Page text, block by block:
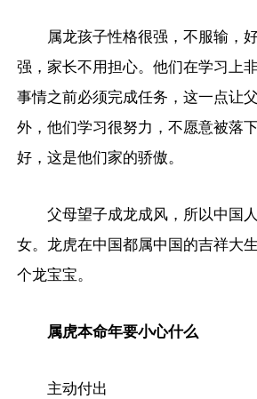
属龙孩子性格很强，不服输，
强，家长不用担心。他们在学习上
事情之前必须完成任务，这一点让
外，他们学习很努力，不愿意被落
好，这是他们家的骄傲。
父母望子成龙成风，所以中国
女。龙虎在中国都属中国的吉祥大
个龙宝宝。
属虎本命年要小心什么
主动付出